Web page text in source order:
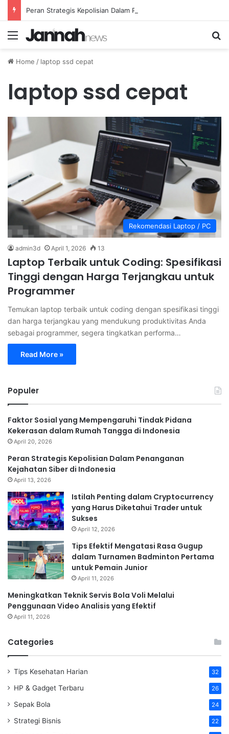
Menu
Home / laptop ssd cepat
laptop ssd cepat
Rekomendasi Laptop / PC
admin3d April 1, 2026 13
Laptop Terbaik untuk Coding: Spesifikasi
Tinggi dengan Harga Terjangkau untuk
Programmer
Temukan laptop terbaik untuk coding dengan spesifikasi tinggi
dan harga terjangkau yang mendukung produktivitas Anda
sebagai programmer, segera tingkatkan performa…
Read More »
Populer
Faktor Sosial yang Mempengaruhi Tindak Pidana
Kekerasan dalam Rumah Tangga di Indonesia
April 20, 2026
Peran Strategis Kepolisian Dalam Penanganan
Kejahatan Siber di Indonesia
April 13, 2026
Istilah Penting dalam Cryptocurrency
yang Harus Diketahui Trader untuk
Sukses
April 12, 2026
Tips Efektif Mengatasi Rasa Gugup
dalam Turnamen Badminton Pertama
untuk Pemain Junior
April 11, 2026
Meningkatkan Teknik Servis Bola Voli Melalui
Penggunaan Video Analisis yang Efektif
April 11, 2026
Categories
Tips Kesehatan Harian 32
HP & Gadget Terbaru 26
Sepak Bola 24
Strategi Bisnis 22